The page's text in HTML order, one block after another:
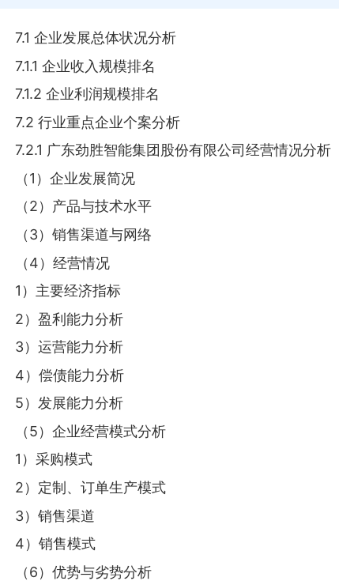
7.1 企业发展总体状况分析
7.1.1 企业收入规模排名
7.1.2 企业利润规模排名
7.2 行业重点企业个案分析
7.2.1 广东劲胜智能集团股份有限公司经营情况分析
（1）企业发展简况
（2）产品与技术水平
（3）销售渠道与网络
（4）经营情况
1）主要经济指标
2）盈利能力分析
3）运营能力分析
4）偿债能力分析
5）发展能力分析
（5）企业经营模式分析
1）采购模式
2）定制、订单生产模式
3）销售渠道
4）销售模式
（6）优势与劣势分析